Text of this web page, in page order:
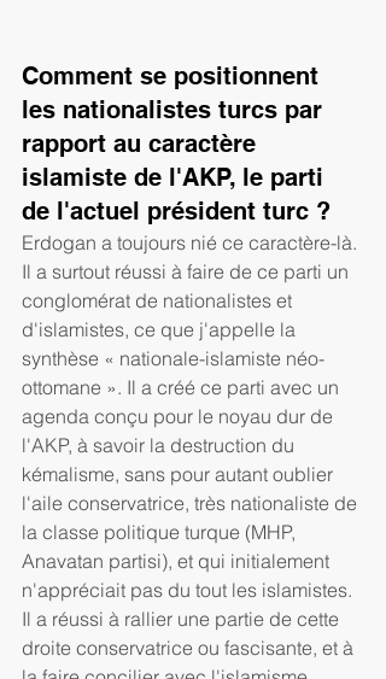
Comment se positionnent
les nationalistes turcs par
rapport au caractère
islamiste de l'AKP, le parti
de l'actuel président turc ?
Erdogan a toujours nié ce caractère-là.
Il a surtout réussi à faire de ce parti un
conglomérat de nationalistes et
d'islamistes, ce que j'appelle la
synthèse « nationale-islamiste néo-
ottomane ». Il a créé ce parti avec un
agenda conçu pour le noyau dur de
l'AKP, à savoir la destruction du
kémalisme, sans pour autant oublier
l'aile conservatrice, très nationaliste de
la classe politique turque (MHP,
Anavatan partisi), et qui initialement
n'appréciait pas du tout les islamistes.
Il a réussi à rallier une partie de cette
droite conservatrice ou fascisante, et à